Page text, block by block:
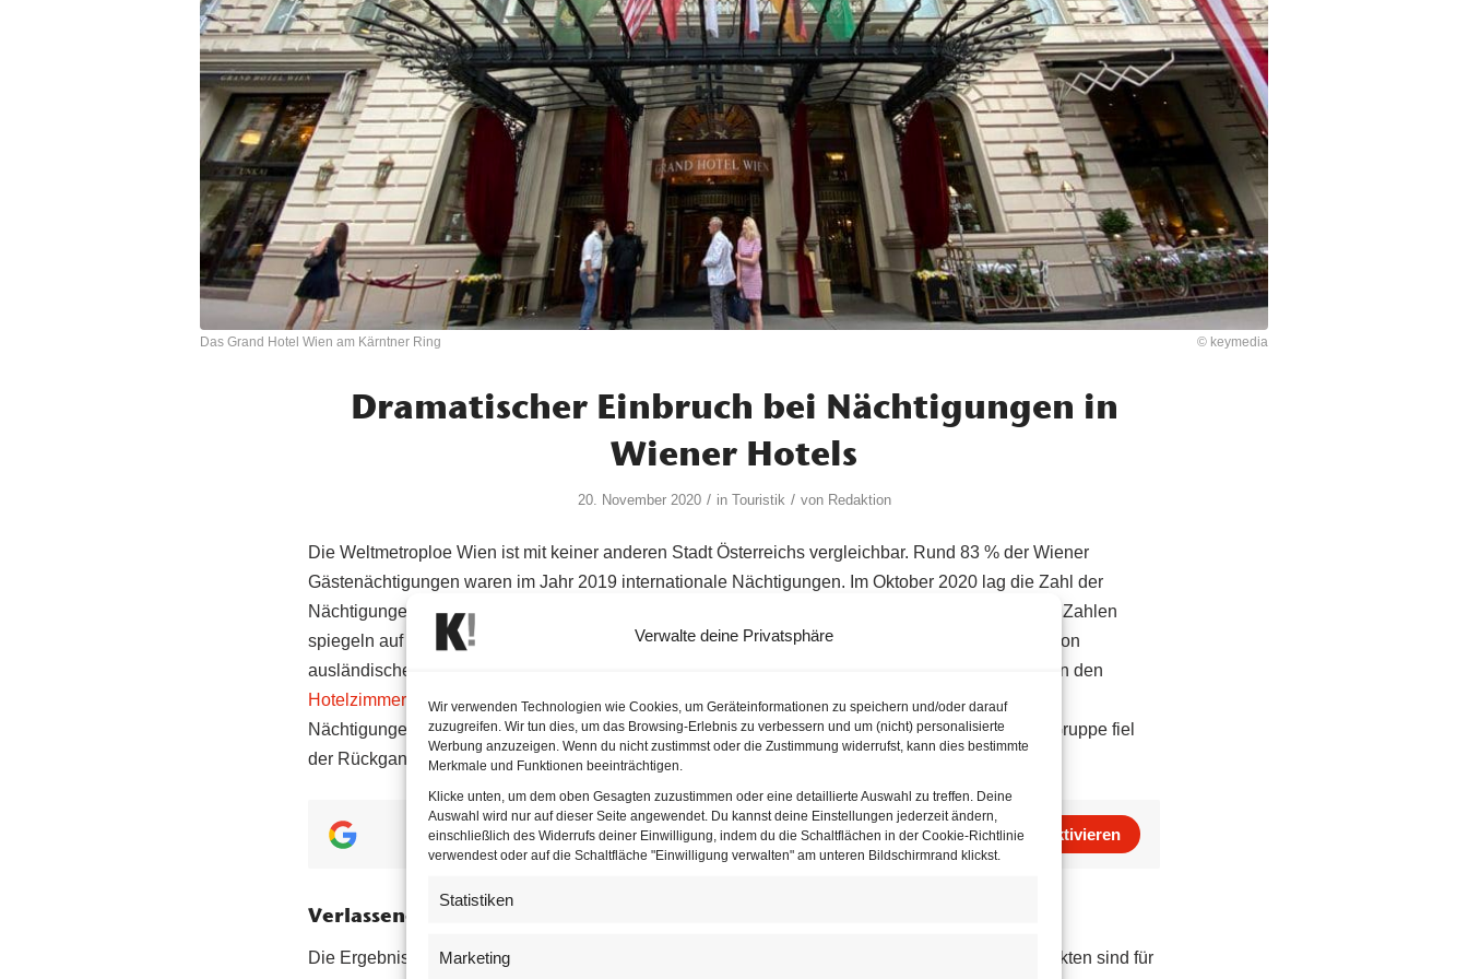
Verwalte deine Privatsphäre
Wir verwenden Technologien wie Cookies, um Geräteinformationen zu speichern und/oder darauf
zuzugreifen. Wir tun dies, um das Browsing-Erlebnis zu verbessern und um (nicht) personalisierte
Werbung anzuzeigen. Wenn du nicht zustimmst oder die Zustimmung widerrufst, kann dies bestimmte
Merkmale und Funktionen beeinträchtigen.
Klicke unten, um dem oben Gesagten zuzustimmen oder eine detaillierte Auswahl zu treffen. Deine
Auswahl wird nur auf dieser Seite angewendet. Du kannst deine Einstellungen jederzeit ändern,
einschließlich des Widerrufs deiner Einwilligung, indem du die Schaltflächen in der Cookie-Richtlinie
verwendest oder auf die Schaltfläche "Einwilligung verwalten" am unteren Bildschirmrand klickst.
Statistiken
Marketing
Das Grand Hotel Wien am Kärntner Ring © keymedia
Dramatischer Einbruch bei Nächtigungen in
Wiener Hotels
20. November 2020 / in Touristik / von Redaktion
Die Weltmetroploe Wien ist mit keiner anderen Stadt Österreichs vergleichbar. Rund 83 % der Wiener
Gästenächtigungen waren im Jahr 2019 internationale Nächtigungen. Im Oktober 2020 lag die Zahl der
Nächtigungen mit lediglich 242.000 um satte 84,5 % unter dem Vergleichswert des Vorjahres. Die Zahlen
spiegeln auf dramatische Weise, wie sehr die Hauptstadt unter der Corona-Pandemie leidet, die von
ausländischen Gästen besonders stark abhängig ist. Die fehlenden Gäste machen sich nicht nur in den
Hotelzimmern
bemerkbar, sondern auch in Museen und anderen Touristen-Hotspots. Die meisten
Nächtigungen in Wien wurden aus dem Inland verzeichnet (123.000, -59%), aber auch in dieser Gruppe fiel
der Rückgang deutlich auf.
keymedia auf Google als bevorzugte Nachrichtenquelle festlegen Aktivieren
Verlassene Hauptstadt in Zahlen
Die Ergebnisse aus den weiteren im bisherigen Verlauf 2020 aufkommensstärksten Herkunftsmärkten sind für